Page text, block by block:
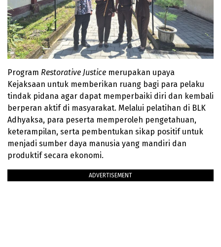
Program Restorative Justice merupakan upaya
Kejaksaan untuk memberikan ruang bagi para pelaku
tindak pidana agar dapat memperbaiki diri dan kembali
berperan aktif di masyarakat. Melalui pelatihan di BLK
Adhyaksa, para peserta memperoleh pengetahuan,
keterampilan, serta pembentukan sikap positif untuk
menjadi sumber daya manusia yang mandiri dan
produktif secara ekonomi.
ADVERTISEMENT